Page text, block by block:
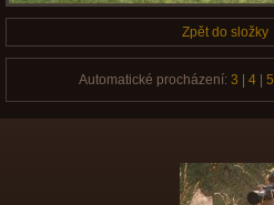
Zpět do složky
Automatické procházení: 3 4| 5